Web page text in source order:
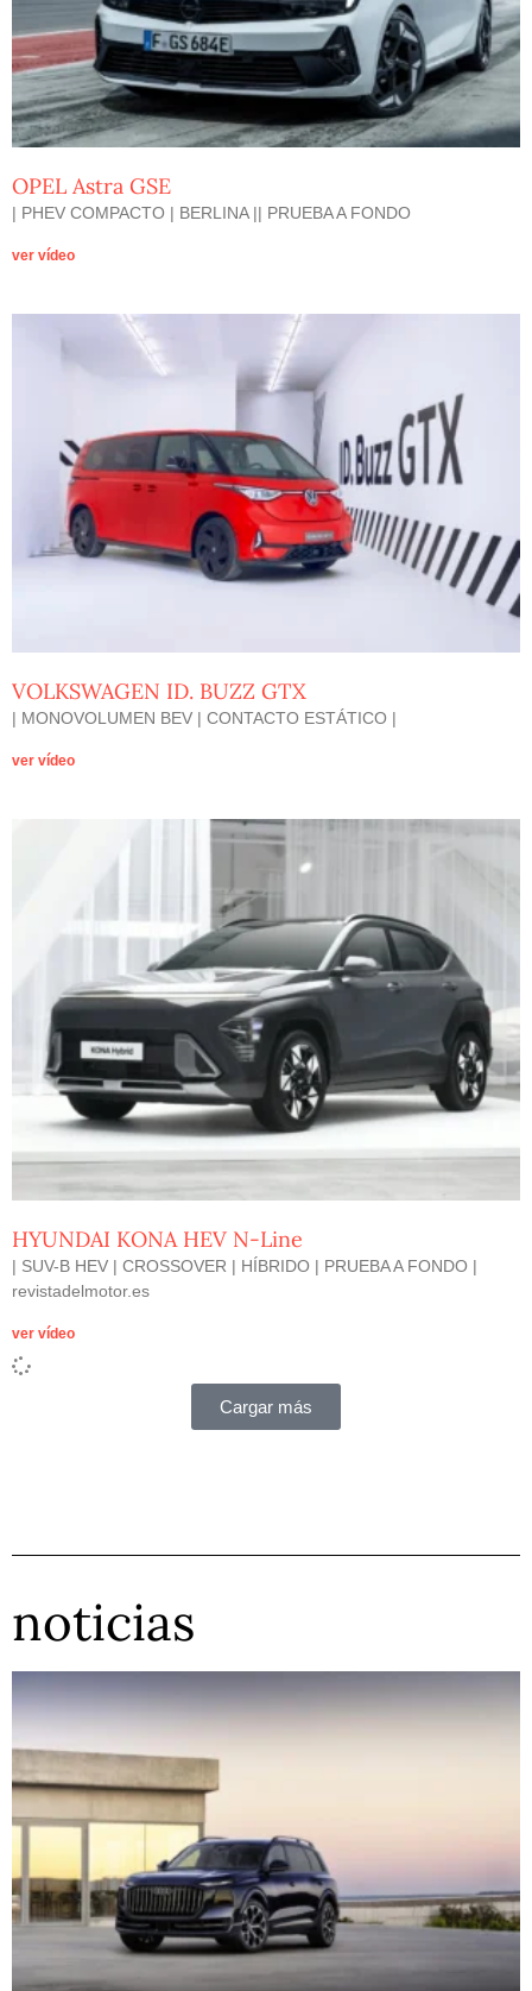
OPEL Astra GSE
| PHEV COMPACTO | BERLINA || PRUEBA A FONDO
ver vídeo
VOLKSWAGEN ID. BUZZ GTX
| MONOVOLUMEN BEV | CONTACTO ESTÁTICO |
ver vídeo
HYUNDAI KONA HEV N-Line
| SUV-B HEV | CROSSOVER | HÍBRIDO | PRUEBA A FONDO |
revistadelmotor.es
ver vídeo
Cargar más
noticias